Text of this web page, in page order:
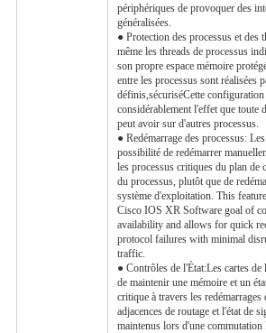
périphériques de provoquer des
généralisées.
● Protection des processus et des
même les threads de processus
son propre espace mémoire
entre les processus sont réalisées
définis,sécuriséCette
considérablement l'effet que toute
peut avoir sur d'autres processus.
● Redémarrage des processus:
possibilité de redémarrer
les processus critiques du plan de
du processus, plutôt que de
système d'exploitation. This
Cisco IOS XR Software goal of
availability and allows for quick
protocol failures with minimal
traffic.
● Contrôles de l'État:Les cartes
de maintenir une mémoire et un
critique à travers les
adjacences de routage et l'état de
maintenus lors d'une commutation